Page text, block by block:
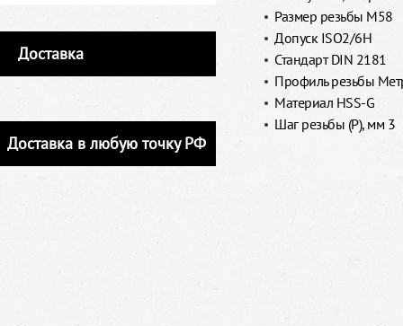
Доставка
Доставка в любую точку РФ
Размер резьбы M58
Допуск ISO2/6H
Стандарт DIN 2181
Профиль резьбы
Материал HSS-G
Шаг резьбы (P), мм 3